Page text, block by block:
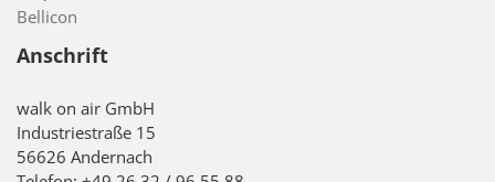
Bellicon
Anschrift
walk on air GmbH
Industriestraße 15
56626 Andernach